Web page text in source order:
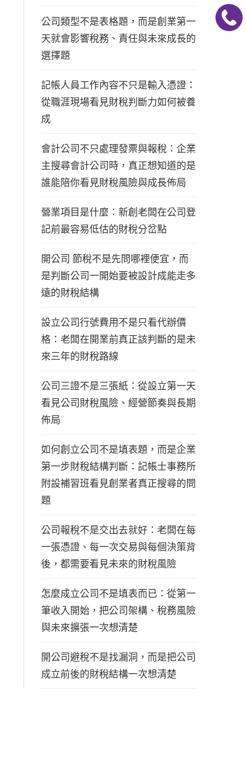
公司類型不是表格題，而是創業第一
天就會影響稅務、責任與未來成長的
選擇題
記帳人員工作內容不只是輸入憑證：
從職涯現場看見財稅判斷力如何被養
成
會計公司不只處理發票與報稅：企業
主搜尋會計公司時，真正想知道的是
誰能陪你看見財稅風險與成長佈局
營業項目是什麼：新創老闆在公司登
記前最容易低估的財稅分岔點
開公司 節稅不是先問哪裡便宜，而
是判斷公司一開始要被設計成能走多
遠的財稅結構
設立公司行號費用不是只看代辦價
格：老闆在開業前真正該判斷的是未
來三年的財稅路線
公司三證不是三張紙：從設立第一天
看見公司財稅風險、經營節奏與長期
佈局
如何創立公司不是填表題，而是企業
第一步財稅結構判斷：記帳士事務所
附設補習班看見創業者真正搜尋的問
題
公司報稅不是交出去就好：老闆在每
一張憑證、每一次交易與每個決策背
後，都需要看見未來的財稅風險
怎麼成立公司不是填表而已：從第一
筆收入開始，把公司架構、稅務風險
與未來擴張一次想清楚
開公司避稅不是找漏洞，而是把公司
成立前後的財稅結構一次想清楚